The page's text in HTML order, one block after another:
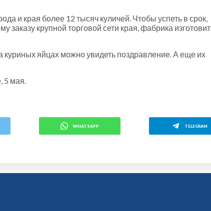
и края более 12 тысяч куличей. Чтобы успеть в срок,
заказу крупной торговой сети края, фабрика изготовит
яйцах можно увидеть поздравление. А еще их
5 мая.
WHATSAPP TELEGRAM